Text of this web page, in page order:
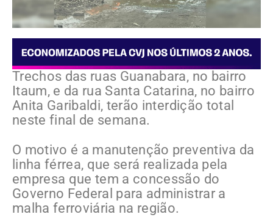
Trechos das ruas Guanabara, no bairro
Itaum, e da rua Santa Catarina, no bairro
Anita Garibaldi, terão interdição total
neste final de semana.
O motivo é a manutenção preventiva da
linha férrea, que será realizada pela
empresa que tem a concessão do
Governo Federal para administrar a
malha ferroviária na região.